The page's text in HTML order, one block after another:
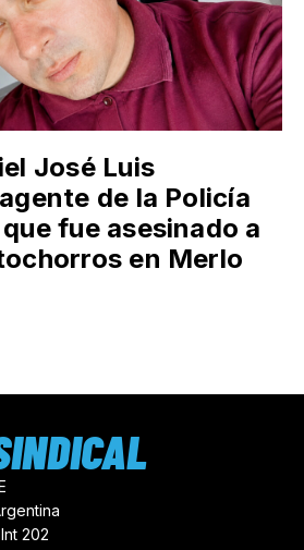
José Luis
de la Policía
fue asesinado a
en Merlo
202